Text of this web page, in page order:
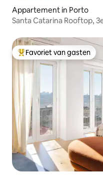
Appartement in Porto
Santa Catarina Rooftop,
Topfavoriet van gasten
Favoriet van gasten